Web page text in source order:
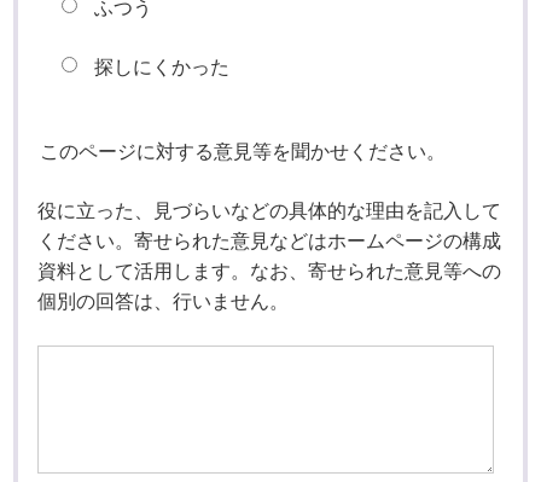
ふつう
探しにくかった
このページに対する意見等を聞かせください。
役に立った、見づらいなどの具体的な理由を記入して
ください。寄せられた意見などはホームページの構成
資料として活用します。なお、寄せられた意見等への
個別の回答は、行いません。